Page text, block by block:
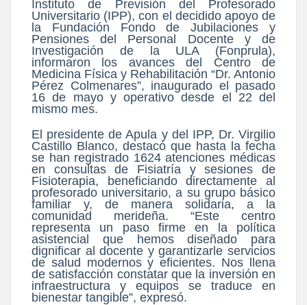
Instituto de Previsión del Profesorado
Universitario (IPP), con el decidido apoyo de
la Fundación Fondo de Jubilaciones y
Pensiones del Personal Docente y de
Investigación de la ULA (Fonprula),
informaron los avances del Centro de
Medicina Física y Rehabilitación “Dr. Antonio
Pérez Colmenares”, inaugurado el pasado
16 de mayo y operativo desde el 22 del
mismo mes.
El presidente de Apula y del IPP, Dr. Virgilio
Castillo Blanco, destacó que hasta la fecha
se han registrado 1624 atenciones médicas
en consultas de Fisiatría y sesiones de
Fisioterapia, beneficiando directamente al
profesorado universitario, a su grupo básico
familiar y, de manera solidaria, a la
comunidad merideña. “Este centro
representa un paso firme en la política
asistencial que hemos diseñado para
dignificar al docente y garantizarle servicios
de salud modernos y eficientes. Nos llena
de satisfacción constatar que la inversión en
infraestructura y equipos se traduce en
bienestar tangible”, expresó.